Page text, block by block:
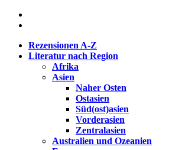
Rezensionen A-Z
Literatur nach Region
Afrika
Asien
Naher Osten
Ostasien
Süd(ost)asien
Vorderasien
Zentralasien
Australien und Ozeanien